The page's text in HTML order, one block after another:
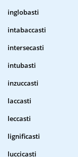
inglobasti
intabaccasti
intersecasti
intubasti
inzuccasti
laccasti
leccasti
lignificasti
luccicasti